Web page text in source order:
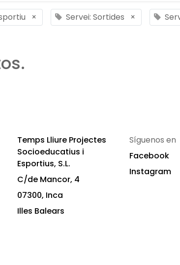
× Servei: Sortides ×
Temps Lliure Projectes
Socioeducatius i
Esportius, S.L.
C/de Mancor, 4
07300, Inca
Illes Balears
Síguenos en
Facebook
Instagram